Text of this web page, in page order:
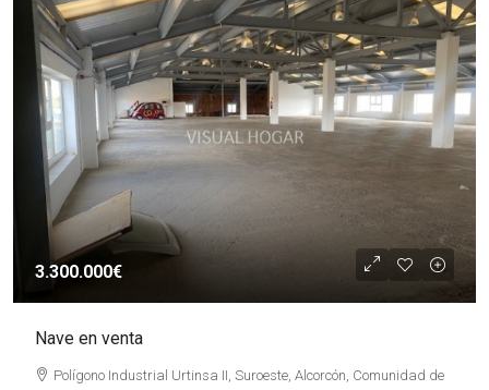
3.300.000€
Nave en venta
Polígono Industrial Urtinsa II, Suroeste, Alcorcón, Comunidad de